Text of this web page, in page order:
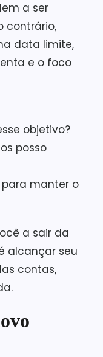
a ser
contrário,
data limite,
e o foco
objetivo?
posso
para manter o
a sair da
alcançar seu
contas,